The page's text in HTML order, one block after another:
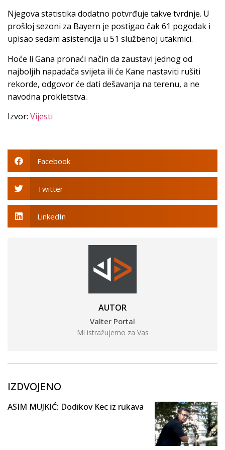
Njegova statistika dodatno potvrđuje takve tvrdnje. U
prošloj sezoni za Bayern je postigao čak 61 pogodak i
upisao sedam asistencija u 51 službenoj utakmici.
Hoće li Gana pronaći način da zaustavi jednog od
najboljih napadača svijeta ili će Kane nastaviti rušiti
rekorde, odgovor će dati dešavanja na terenu, a ne
navodna prokletstva.
Izvor: Vijesti
Facebook
Twitter
LinkedIn
AUTOR
Valter Portal
Mi istražujemo za Vas
IZDVOJENO
ASIM MUJKIĆ: Dodikov Kec iz rukava